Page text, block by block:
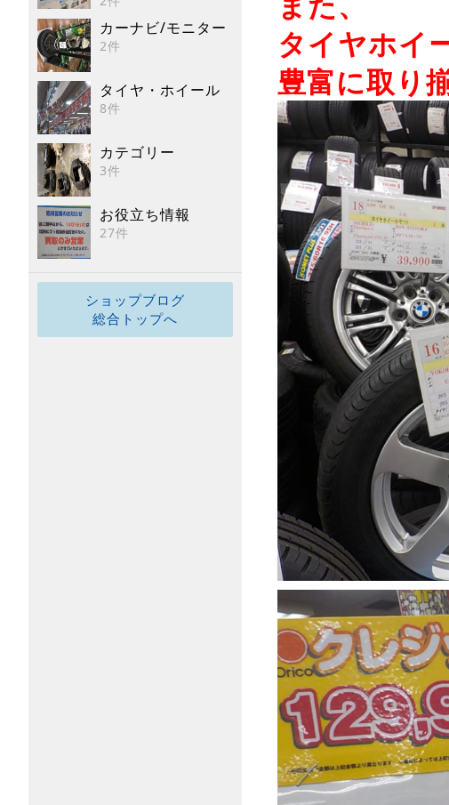
カーナビ/モニター
2件
タイヤ・ホイール
8件
カテゴリー
3件
お役立ち情報
27件
ショップブログ
総合トップへ
タイヤホイ
豊富に取り